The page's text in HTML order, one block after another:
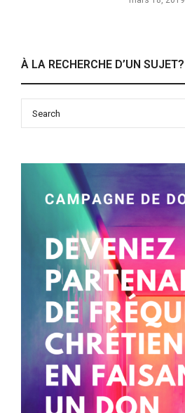
À LA RECHERCHE D’UN SUJET?